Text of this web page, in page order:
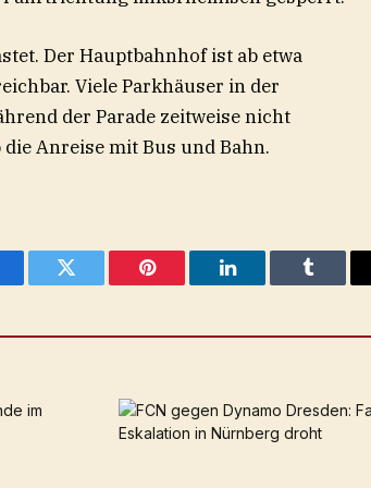
Der Hauptbahnhof ist ab etwa
Viele Parkhäuser in der
der Parade zeitweise nicht
Anreise mit Bus und Bahn.
Twitter Pinterest LinkedIn Tumblr